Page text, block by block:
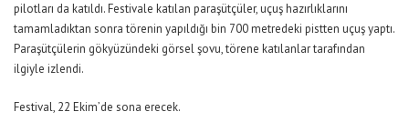
pilotları da katıldı. Festivale katılan paraşütçüler, uçuş hazırlıklarını
tamamladıktan sonra törenin yapıldığı bin 700 metredeki pistten uçuş yaptı.
Paraşütçülerin gökyüzündeki görsel şovu, törene katılanlar tarafından
ilgiyle izlendi.
Festival, 22 Ekim’de sona erecek.